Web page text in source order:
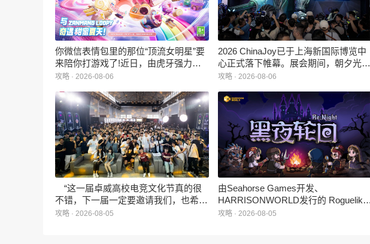
你微信表情包里的那位“顶流女明星”要
来陪你打游戏了!近日，由虎牙强力发
行、正版Zanmang Loopy(赞萌露比)IP
遇》正式曝光。这款产品巧妙融合了
3D立体消除、模拟经营与丰富的互动
社交玩法，准备为广大玩家和
ZANMANG LOOPY粉丝们带来一场视
觉与味觉的双重“奇遇”。
攻略 · 2026-08-06
2026 ChinaJoy已于上海新国际博览中
心正式落下帷幕。展会期间，朝夕光年
旗下蓝海工作室自研的多英雄策略射击
相，并向玩家开放试玩。
攻略 · 2026-08-06
“这一届卓威高校电竞文化节真的很
不错，下一届一定要邀请我们，也希望
能给更多同学一个来到现场的机会。”
攻略 · 2026-08-05
由Seahorse Games开发、
HARRISONWORLD发行的 Roguelike
卡牌战棋游戏 《黑夜轮回》于2026年8
攻略 · 2026-08-05